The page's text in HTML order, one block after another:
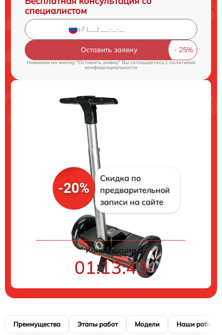
специалистом
Оставить заявку
Нажимая на кнопку "Оставить заявку" Вы соглашаетесь cполитикой
конфиденциальности
-20%
Скидка по
предварительной
записи на сайте
Конец акции
01:13:42
Преимущества Этапы работ Модели Наши работы